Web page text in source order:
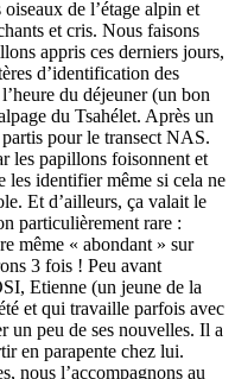
de l’étage alpin et
et cris. Nous faisons
appris ces derniers jours,
d’identification des
du déjeuner (un bon
du Tsahélet. Après un
pour le transect NAS.
les papillons foisonnent et
les identifier même si cela ne
Et d’ailleurs, ça valait le
particulièrement rare :
même « abondant » sur
3 fois ! Peu avant
Etienne (un jeune de la
et qui travaille parfois avec
un peu de ses nouvelles. Il a
en parapente chez lui.
nous l’accompagnons au